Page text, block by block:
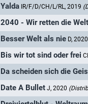
Yalda IR/F/D/CH/L/RL, 2019
2040 - Wir retten die
Besser Welt als nie D, 2020
Bis wir tot sind oder frei
Da scheiden sich die
Date A Bullet J, 2020